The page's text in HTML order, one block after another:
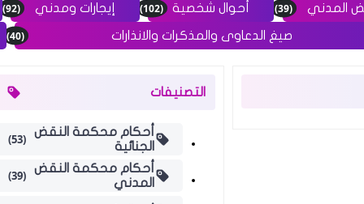
المدني (39) أحوال شخصية (102) إيجارات ومدني (92)
صيغ الدعاوى والمذكرات والانذارات (40)
التصنيفات
أحكام محكمة النقض
الجنائية
(53)
أحكام محكمة النقض
المدني
(39)